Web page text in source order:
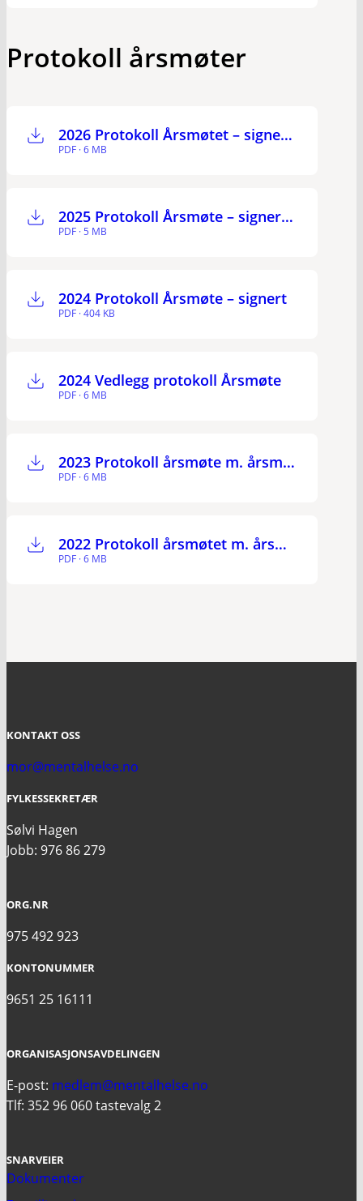
Protokoll årsmøter
2026 Protokoll Årsmøtet – signert m vedlegg
PDF · 6 MB
2025 Protokoll Årsmøte – signert m. vedlegg
PDF · 5 MB
2024 Protokoll Årsmøte – signert
PDF · 404 KB
2024 Vedlegg protokoll Årsmøte
PDF · 6 MB
2023 Protokoll årsmøte m. årsmelding og revidert regnskap
PDF · 6 MB
2022 Protokoll årsmøtet m. årsmelding og revidert regnskap
PDF · 6 MB
KONTAKT OSS
mor@mentalhelse.no
FYLKESSEKRETÆR
Sølvi Hagen
Jobb: 976 86 279
ORG.NR
975 492 923
KONTONUMMER
9651 25 16111
ORGANISASJONSAVDELINGEN
E-post: medlem@mentalhelse.no
Tlf: 352 96 060 tastevalg 2
SNARVEIER
Dokumenter